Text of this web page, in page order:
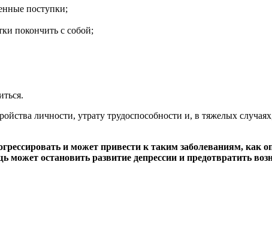
поступки;
покончить с собой;
личности, утрату трудоспособности и, в тяжелых
и может привести к таким заболеваниям, как
остановить развитие депрессии и предотвратить